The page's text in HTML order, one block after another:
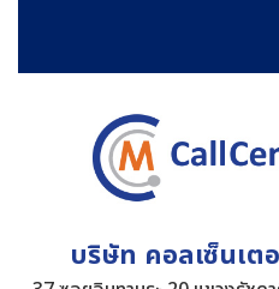
บริษัท คอลเซ็นเต